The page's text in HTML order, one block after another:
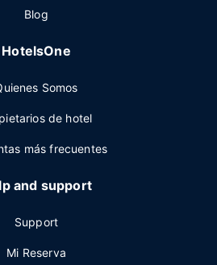
Blog
HotelsOne
Somos
de hotel
más frecuentes
and support
Support
Mi Reserva